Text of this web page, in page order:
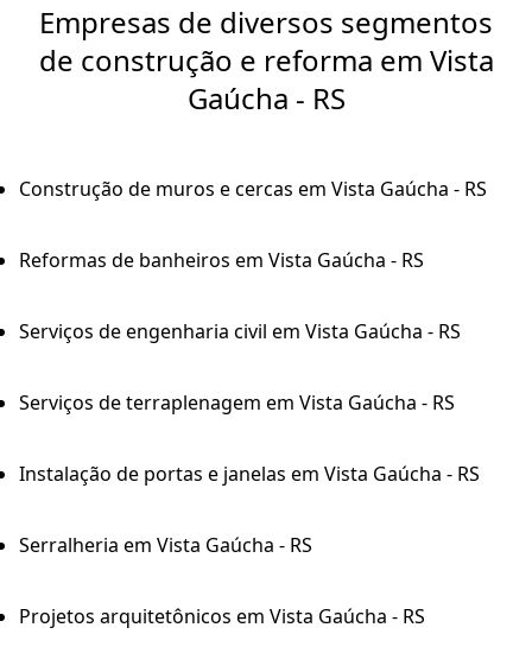
Empresas de diversos segmentos
de construção e reforma em Vista
Gaúcha - RS
Construção de muros e cercas em Vista Gaúcha - RS
Reformas de banheiros em Vista Gaúcha - RS
Serviços de engenharia civil em Vista Gaúcha - RS
Serviços de terraplenagem em Vista Gaúcha - RS
Instalação de portas e janelas em Vista Gaúcha - RS
Serralheria em Vista Gaúcha - RS
Projetos arquitetônicos em Vista Gaúcha - RS